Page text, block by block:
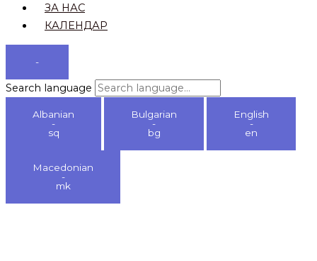
ЗА НАС
КАЛЕНДАР
-
Search language
Albanian
-
sq
Bulgarian
-
bg
English
-
en
Macedonian
-
mk